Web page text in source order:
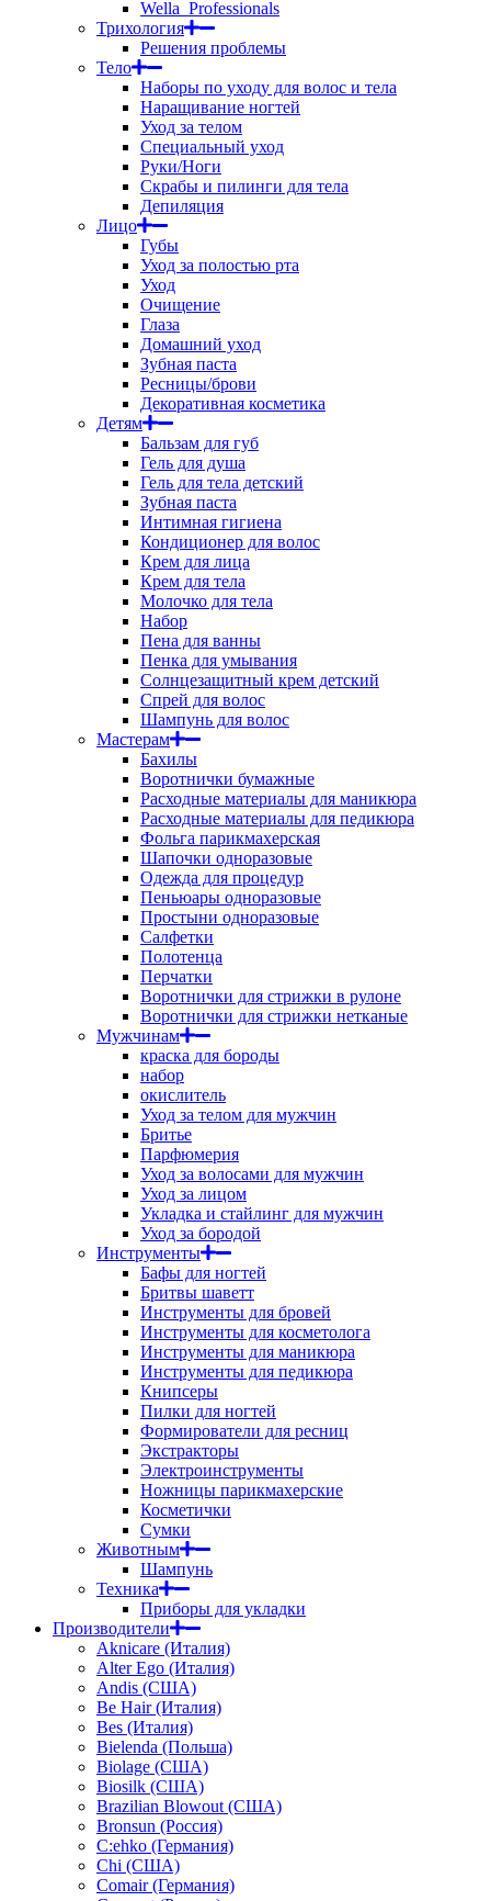
Wella_Professionals
Трихология
Решения проблемы
Тело
Наборы по уходу для волос и тела
Наращивание ногтей
Уход за телом
Специальный уход
Руки/Ноги
Скрабы и пилинги для тела
Депиляция
Лицо
Губы
Уход за полостью рта
Уход
Очищение
Глаза
Домашний уход
Зубная паста
Ресницы/брови
Декоративная косметика
Детям
Бальзам для губ
Гель для душа
Гель для тела детский
Зубная паста
Интимная гигиена
Кондиционер для волос
Крем для лица
Крем для тела
Молочко для тела
Набор
Пена для ванны
Пенка для умывания
Солнцезащитный крем детский
Спрей для волос
Шампунь для волос
Мастерам
Бахилы
Воротнички бумажные
Расходные материалы для маникюра
Расходные материалы для педикюра
Фольга парикмахерская
Шапочки одноразовые
Одежда для процедур
Пеньюары одноразовые
Простыни одноразовые
Салфетки
Полотенца
Перчатки
Воротнички для стрижки в рулоне
Воротнички для стрижки нетканые
Мужчинам
краска для бороды
набор
окислитель
Уход за телом для мужчин
Бритье
Парфюмерия
Уход за волосами для мужчин
Уход за лицом
Укладка и стайлинг для мужчин
Уход за бородой
Инструменты
Бафы для ногтей
Бритвы шаветт
Инструменты для бровей
Инструменты для косметолога
Инструменты для маникюра
Инструменты для педикюра
Книпсеры
Пилки для ногтей
Формирователи для ресниц
Экстракторы
Электроинструменты
Ножницы парикмахерские
Косметички
Сумки
Животным
Шампунь
Техника
Приборы для укладки
Производители
Aknicare (Италия)
Alter Ego (Италия)
Andis (США)
Be Hair (Италия)
Bes (Италия)
Bielenda (Польша)
Biolage (США)
Biosilk (США)
Brazilian Blowout (США)
Bronsun (Россия)
C:ehko (Германия)
Chi (США)
Comair (Германия)